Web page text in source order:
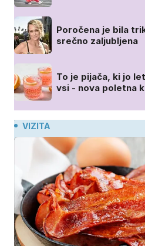
Poročena je bila
srečno zaljubljena
To je pijača, ki jo
vsi - nova poletna
VIZITA